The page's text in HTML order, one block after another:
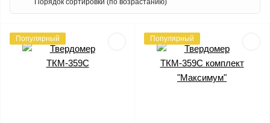
Популярный Популярный